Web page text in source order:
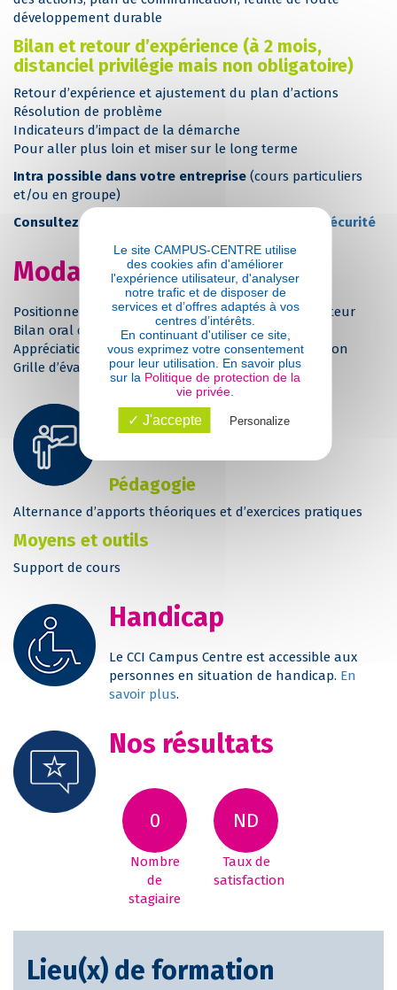
développement durable
Bilan et retour d’expérience (à 2 mois,
distanciel privilégie mais non obligatoire)
Retour d’expérience et ajustement du plan d’actions
Résolution de problème
Indicateurs d’impact de la démarche
Pour aller plus loin et miser sur le long terme
Intra possible dans votre entreprise (cours particuliers
et/ou en groupe)
Consultez nos programmes :
Achats – Qualité – Sécurité
Modalités d'évaluations
Positionnement pré et post formation par le formateur
Bilan oral de fin de formation
Appréciation des acquis sur l’attestation de formation
Grille d’évaluation individuelle de fin de formation
Suivi et moyens
pédagogiques
Pédagogie
Alternance d’apports théoriques et d’exercices pratiques
Moyens et outils
Support de cours
Handicap
Le CCI Campus Centre est accessible aux
personnes en situation de handicap. En
savoir plus.
Nos résultats
0
Nombre
de
stagiaire
ND
Taux de
satisfaction
Lieu(x) de formation
Le site CAMPUS-CENTRE utilise
des cookies afin d'améliorer
l'expérience utilisateur, d'analyser
notre trafic et de disposer de
services et d’offres adaptés à vos
centres d’intérêts.
En continuant d'utiliser ce site,
vous exprimez votre consentement
pour leur utilisation. En savoir plus
sur la Politique de protection de la
vie privée
✓ J'accepte Personalize